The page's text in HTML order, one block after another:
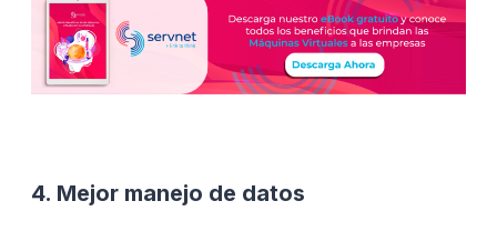
4. Mejor manejo de datos